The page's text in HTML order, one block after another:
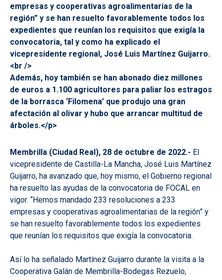
empresas y cooperativas agroalimentarias de la
región” y se han resuelto favorablemente todos los
expedientes que reunían los requisitos que exigía la
convocatoria, tal y como ha explicado el
vicepresidente regional, José Luis Martínez Guijarro.
<br />
Además, hoy también se han abonado diez millones
de euros a 1.100 agricultores para paliar los estragos
de la borrasca ‘Filomena’ que produjo una gran
afectación al olivar y hubo que arrancar multitud de
árboles.</p>
Membrilla (Ciudad Real), 28 de octubre de 2022.- El
vicepresidente de Castilla-La Mancha, José Luis Martínez
Guijarro, ha avanzado que, hoy mismo, el Gobierno regional
ha resuelto las ayudas de la convocatoria de FOCAL en
vigor. “Hemos mandado 233 resoluciones a 233
empresas y cooperativas agroalimentarias de la región” y
se han resuelto favorablemente todos los expedientes
que reunían los requisitos que exigía la convocatoria.
Así lo ha señalado Martínez Guijarro durante la visita a la
Cooperativa Galán de Membrilla-Bodegas Rezuelo,